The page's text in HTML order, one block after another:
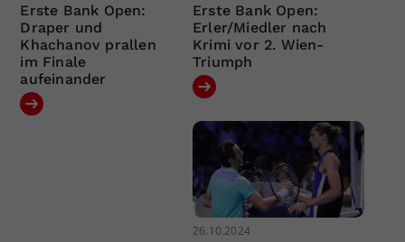
Erste Bank Open:
Draper und
Khachanov prallen
im Finale
aufeinander
Erste Bank Open:
Erler/Miedler nach
Krimi vor 2. Wien-
Triumph
26.10.2024